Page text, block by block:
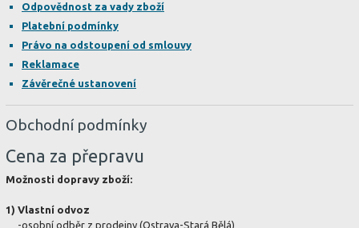
Odpovědnost za vady zboží
Platební podmínky
Právo na odstoupení od smlouvy
Reklamace
Závěrečné ustanovení
Obchodní podmínky
Cena za přepravu
Možnosti dopravy zboží:
1) Vlastní odvoz
-osobní odběr z prodejny (Ostrava-Stará Bělá)